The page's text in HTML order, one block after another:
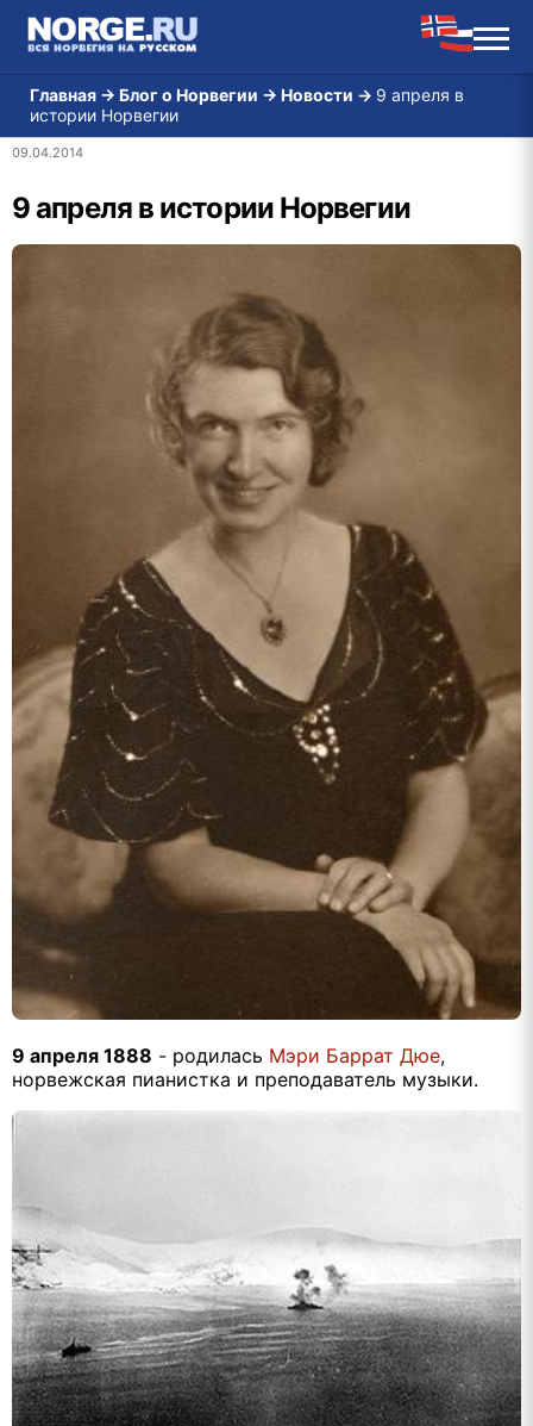
Главная → Блог о Норвегии → Новости → 9 апреля в
истории Норвегии
09.04.2014
9 апреля в истории Норвегии
9 апреля 1888 - родилась Мэри Баррат Дюе,
норвежская пианистка и преподаватель музыки.